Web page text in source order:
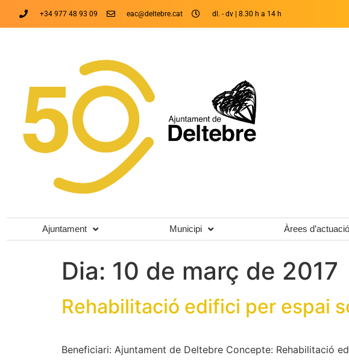
+34 977 48 93 09 eac@deltebre.cat dl. - dv | 8.30 h a 14 h
Ajuntament Municipi Àrees d’actuació
Dia: 10 de març de 2017
Rehabilitació edifici per espai
Beneficiari: Ajuntament de Deltebre Concepte: Rehabilitació